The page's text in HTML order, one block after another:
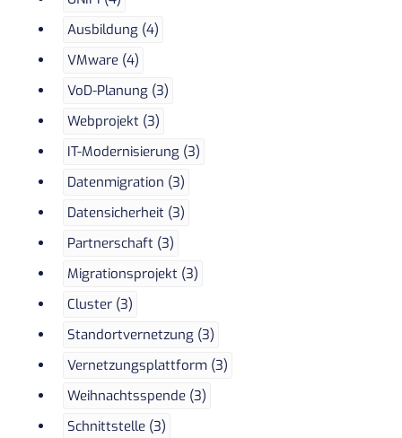
Ausbildung (4)
VMware (4)
VoD-Planung (3)
Webprojekt (3)
IT-Modernisierung (3)
Datenmigration (3)
Datensicherheit (3)
Partnerschaft (3)
Migrationsprojekt (3)
Cluster (3)
Standortvernetzung (3)
Vernetzungsplattform (3)
Weihnachtsspende (3)
Schnittstelle (3)